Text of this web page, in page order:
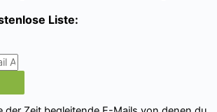
Liste: